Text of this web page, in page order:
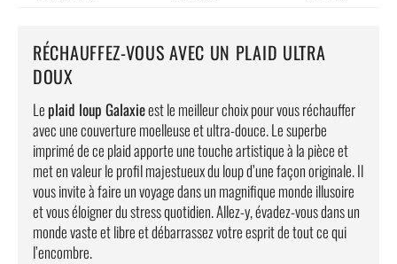
RÉCHAUFFEZ-VOUS AVEC UN PLAID ULTRA
DOUX
Le plaid loup Galaxieest le meilleur choix pour vous réchauffer
avec une couverture moelleuse et ultra-douce. Le superbe
imprimé de ce plaid apporte une touche artistique à la pièce et
met en valeur le profil majestueux du loup d’une façon originale. Il
vous invite à faire un voyage dans un magnifique monde illusoire
et vous éloigner du stress quotidien. Allez-y, évadez-vous dans un
monde vaste et libre et débarrassez votre esprit de tout ce qui
l’encombre.